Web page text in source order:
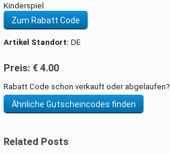
Kinderspiel.
Zum Rabatt Code
Artikel Standort: DE
Preis: € 4.00
Rabatt Code schon verkauft oder abgelaufen?
Ähnliche Gutscheincodes finden
Related Posts